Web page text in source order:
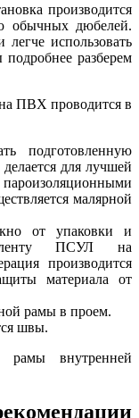
производится
обычных дюбелей.
использовать
разберем
ПВХ проводится в
подготовленную
для лучшей
малярной
от упаковки и
ленту ПСУЛ на
производится
материала от
рамы в проем.
швы.
внутренней